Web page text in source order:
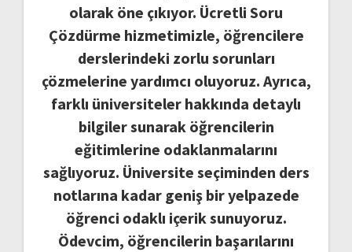
olarak öne çıkıyor. Ücretli Soru
Çözdürme hizmetimizle, öğrencilere
derslerindeki zorlu sorunları
çözmelerine yardımcı oluyoruz. Ayrıca,
farklı üniversiteler hakkında detaylı
bilgiler sunarak öğrencilerin
eğitimlerine odaklanmalarını
sağlıyoruz. Üniversite seçiminden ders
notlarına kadar geniş bir yelpazede
öğrenci odaklı içerik sunuyoruz.
Ödevcim, öğrencilerin başarılarını